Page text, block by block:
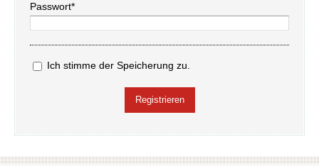
Passwort*
Ich stimme der Speicherung zu.